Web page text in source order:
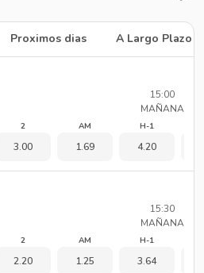
Proximos dias A Largo Plazo
15:00
MAÑANA
2
3.00
AM
1.69
H-1
4.20
15:30
MAÑANA
2
2.20
AM
1.25
H-1
3.64